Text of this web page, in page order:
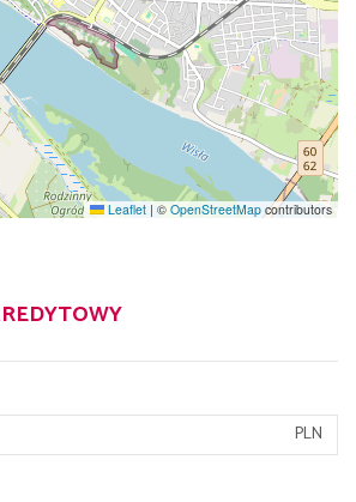
Leaflet | © OpenStreetMap contributors
PLN